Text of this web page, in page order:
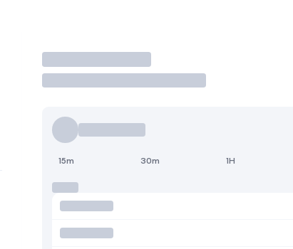
Operar
15m 30m 1H